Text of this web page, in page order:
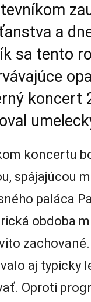
a
sa tento
koncert
koncertu
spájajúcou
paláca
obdoba
aj typicky
Oproti